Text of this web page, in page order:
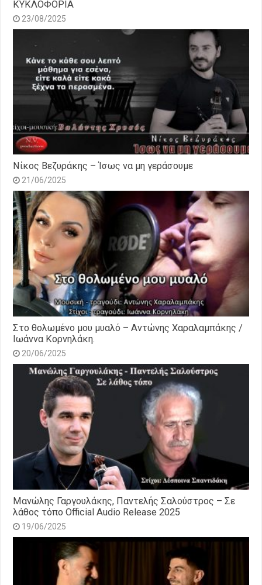
ΚΥΚΛΟΦΟΡΙΑ
23/08/2025
Νίκος Βεζυράκης – Ίσως να μη γεράσουμε
21/06/2025
Στο θολωμένο μου μυαλό – Αντώνης Χαραλαμπάκης /
Ιωάννα Κορνηλάκη.
20/06/2025
Μανώλης Γαργουλάκης, Παντελής Σαλούστρος – Σε
λάθος τόπο Official Audio Release 2025
19/06/2025